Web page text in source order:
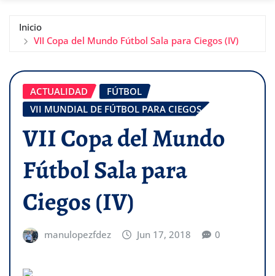
Inicio
VII Copa del Mundo Fútbol Sala para Ciegos (IV)
ACTUALIDAD
FÚTBOL
VII MUNDIAL DE FÚTBOL PARA CIEGOS
VII Copa del Mundo
Fútbol Sala para
Ciegos (IV)
manulopezfdez Jun 17, 2018 0